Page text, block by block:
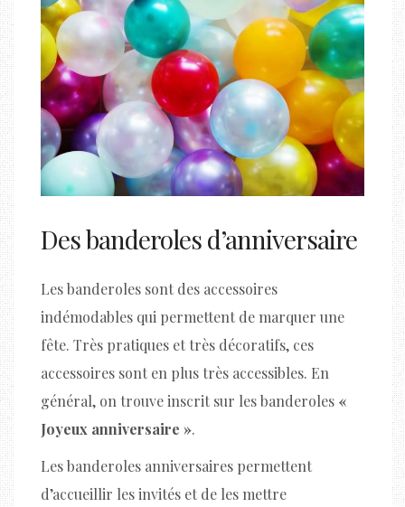
Des banderoles d’anniversaire
Les banderoles sont des accessoires
indémodables qui permettent de marquer une
fête. Très pratiques et très décoratifs, ces
accessoires sont en plus très accessibles. En
général, on trouve inscrit sur les banderoles «
Joyeux anniversaire ».
Les banderoles anniversaires permettent
d’accueillir les invités et de les mettre